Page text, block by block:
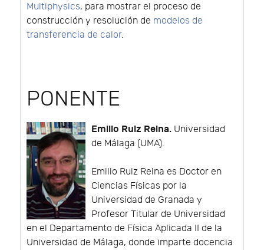
Multiphysics, para mostrar el proceso de
construcción y resolución de modelos de
transferencia de calor.
PONENTE
Emilio Ruiz Reina. Universidad
de Málaga (UMA).
Emilio Ruiz Reina es Doctor en
Ciencias Físicas por la
Universidad de Granada y
Profesor Titular de Universidad
en el Departamento de Física Aplicada II de la
Universidad de Málaga, donde imparte docencia